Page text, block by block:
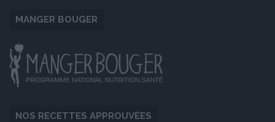
MANGER BOUGER
NOS RECETTES APPROUVÉES